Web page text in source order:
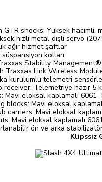
shocks: Yüksek hacimli,
hızlı metal dişli servo
ağır hizmet şaftlar
kolları
Stability
Link Wireless
kurulumlu telemetri
Telemetriye hazır 5
eloksal kaplamalı
Mavi eloksal
Mavi eloksal
Mavi eloksal kaplamalı
ön ve arka
Klipssiz